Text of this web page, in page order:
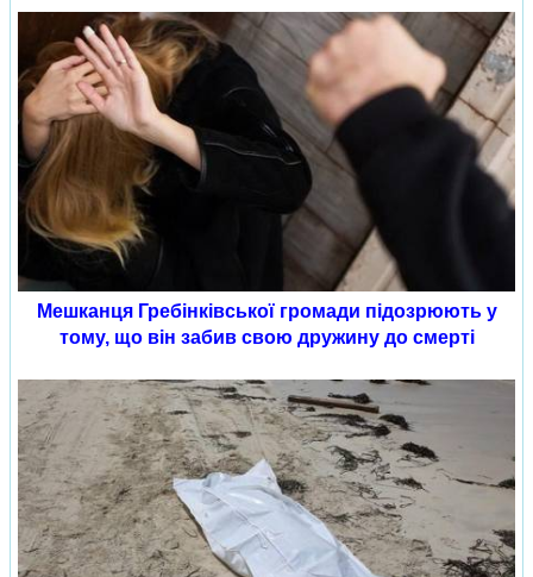
Мешканця Гребінківської громади підозрюють у
тому, що він забив свою дружину до смерті